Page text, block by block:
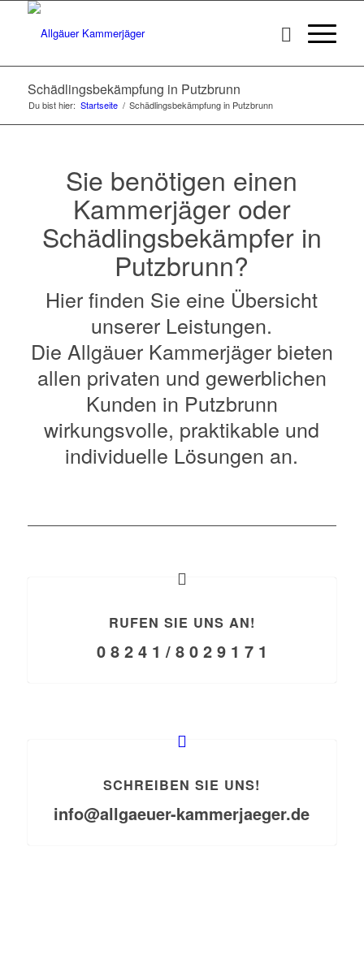
Schädlingsbekämpfung in Putzbrunn
Du bist hier: Startseite / Schädlingsbekämpfung in Putzbrunn
Sie benötigen einen
Kammerjäger oder
Schädlingsbekämpfer in
Putzbrunn?
Hier finden Sie eine Übersicht
unserer Leistungen.
Die Allgäuer Kammerjäger bieten
allen privaten und gewerblichen
Kunden in Putzbrunn
wirkungsvolle, praktikable und
individuelle Lösungen an.
RUFEN SIE UNS AN!
0 8 2 4 1 / 8 0 2 9 1 7 1
SCHREIBEN SIE UNS!
info@allgaeuer-kammerjaeger.de